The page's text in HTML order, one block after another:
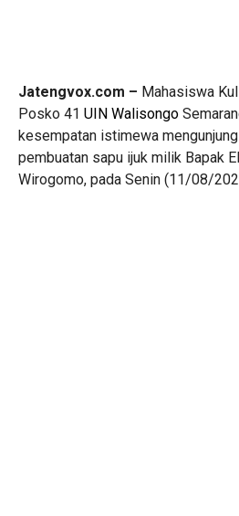
Jatengvox.com – Mahasiswa
Posko 41 UIN Walisongo
kesempatan istimewa
pembuatan sapu ijuk milik Bapak
Wirogomo, pada Senin (11/08/